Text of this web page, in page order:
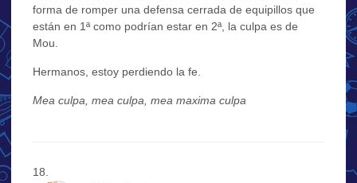
forma de romper una defensa cerrada de equipillos que
están en 1ª como podrían estar en 2ª, la culpa es de
Mou.
Hermanos, estoy perdiendo la fe.
Mea culpa, mea culpa, mea maxima culpa